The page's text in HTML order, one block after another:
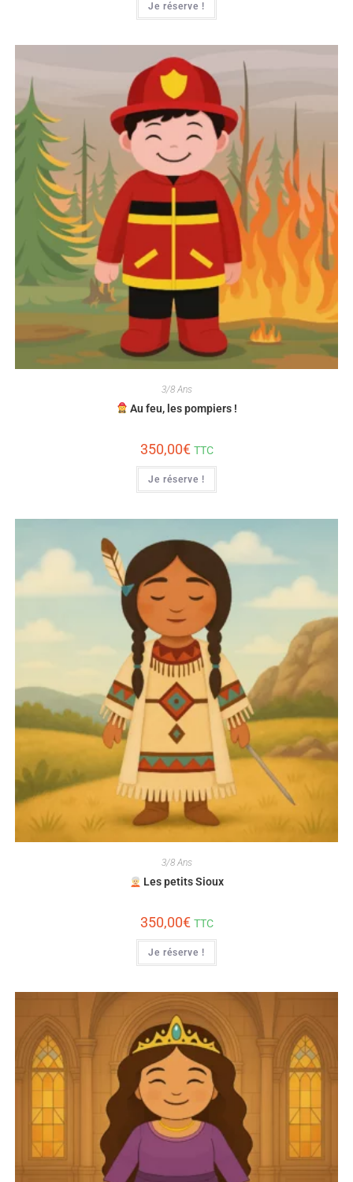
Je réserve !
3/8 Ans
Au feu, les pompiers !
350,00€ TTC
Je réserve !
3/8 Ans
Les petits Sioux
350,00€ TTC
Je réserve !